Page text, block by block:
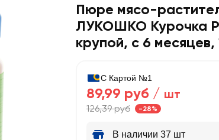
Пюре мясо-
ЛУКОШКО Курочка
крупой, с 6 месяцев,
С Картой №1
89,99 руб / шт
126,39 руб -28%
В наличии 37 шт